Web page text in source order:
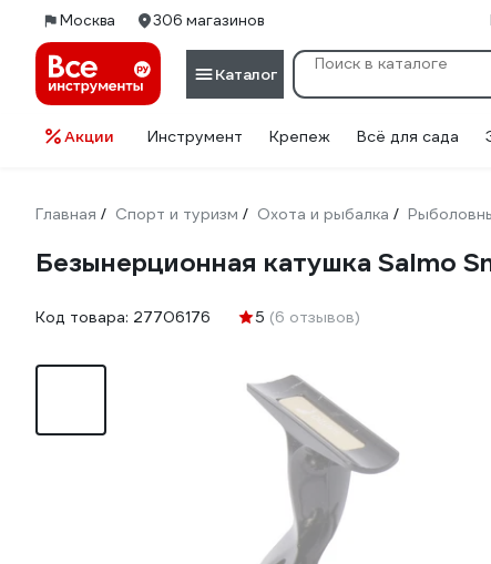
Москва 306 магазинов
Каталог
Акции Инструмент Крепеж Всё для сада
Главная / Спорт и туризм / Охота и рыбалка /
Безынерционная катушка Salmo
Код товара: 27706176 5 (6 отзывов)